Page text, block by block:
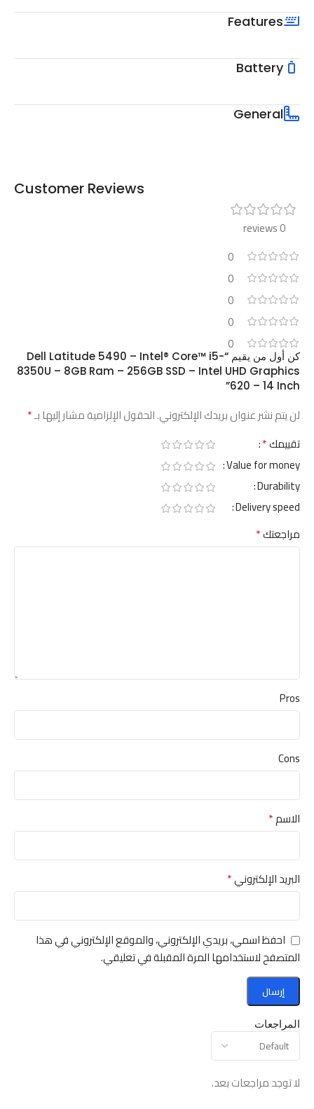
Features
Battery
General
Customer Reviews
0 reviews
0
0
0
0
0
المراجعات
لا توجد مراجعات بعد.
كن أول من يقيم “Dell Latitude 5490 – Intel® Core™ i5-
8350U – 8GB Ram – 256GB SSD – Intel UHD Graphics
620 – 14 Inch”
لن يتم نشر عنوان بريدك الإلكتروني.الحقول الإلزامية مشار إليها بـ*
تقييمك*
Value for money
Durability
Delivery speed
مراجعتك*
Pros
Cons
الاسم*
البريد الإلكتروني*
احفظ اسمي، بريدي الإلكتروني، والموقع الإلكتروني في هذا
المتصفح لاستخدامها المرة المقبلة في تعليقي.